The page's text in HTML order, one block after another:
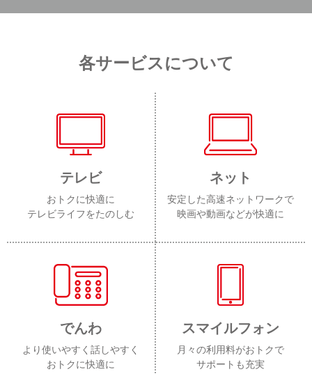
各サービスについて
テレビ
おトクに快適に
テレビライフをたのしむ
ネット
安定した高速ネットワークで
映画や動画などが快適に
でんわ
より使いやすく話しやすく
おトクに快適に
スマイルフォン
月々の利用料がおトクで
サポートも充実